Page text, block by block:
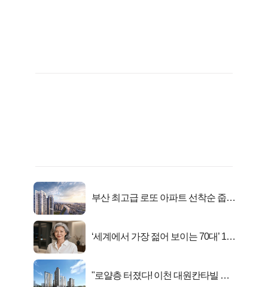
부산 최고급 로또 아파트 선착순 줍줍
‘세계에서 가장 젊어 보이는 70대’ 1위
"로얄층 터졌다! 이천 대원칸타빌 잔